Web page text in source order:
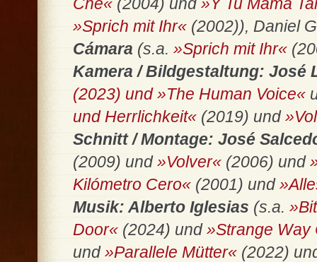
»Sprich mit Ihr« (2002)), Daniel
Cámara (s.a. »Sprich mit Ihr«
Kamera / Bildgestaltung: José
(2023) und »The Human Voice«
und Herrlichkeit« (2019) und
Schnitt / Montage: José
(2009) und»Volver« (2006) und
Kilómetro Cero« (2001) und
Musik: Alberto Iglesias (s.a.
Door« (2024) und»Strange Way
und»Parallele Mütter« (2022)